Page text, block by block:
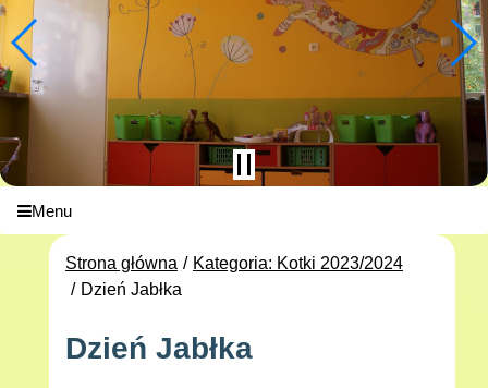
Menu
Strona główna
Kategoria: Kotki 2023/2024
Dzień Jabłka
Dzień Jabłka